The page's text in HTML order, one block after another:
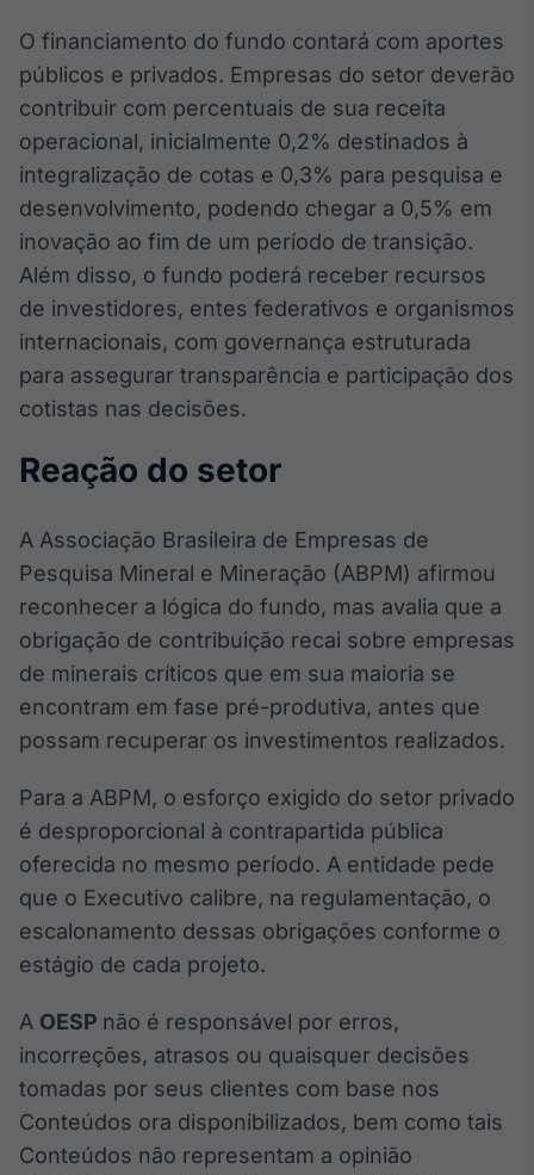
Curadoria
Curadoria de
conteúdos
noticiosos
Soluções de
Tecnologia
Broadcast
Radar
Monitoramento
inteligente de
notícias e
Broadcast
plataforma para
analisar fundos
no Brasil
IA
BroadFast
Gestão de
Investimentos
Tokenização
de ativos
Em breve
O financiamento do fundo contará com aportes
públicos e privados. Empresas do setor deverão
contribuir com percentuais de sua receita
operacional, inicialmente 0,2% destinados à
integralização de cotas e 0,3% para pesquisa e
desenvolvimento, podendo chegar a 0,5% em
inovação ao fim de um período de transição.
Além disso, o fundo poderá receber recursos
de investidores, entes federativos e organismos
internacionais, com governança estruturada
para assegurar transparência e participação dos
cotistas nas decisões.
Reação do setor
A Associação Brasileira de Empresas de
Pesquisa Mineral e Mineração (ABPM) afirmou
reconhecer a lógica do fundo, mas avalia que a
obrigação de contribuição recai sobre empresas
de minerais críticos que em sua maioria se
encontram em fase pré-produtiva, antes que
possam recuperar os investimentos realizados.
Para a ABPM, o esforço exigido do setor privado
é desproporcional à contrapartida pública
oferecida no mesmo período. A entidade pede
que o Executivo calibre, na regulamentação, o
escalonamento dessas obrigações conforme o
estágio de cada projeto.
A OESP não é responsável por erros,
incorreções, atrasos ou quaisquer decisões
tomadas por seus clientes com base nos
Conteúdos ora disponibilizados, bem como tais
Conteúdos não representam a opinião